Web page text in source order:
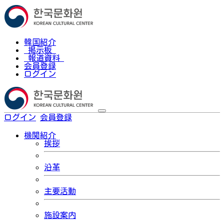
韓国紹介
掲示板
報道資料
会員登録
ログイン
ログイン 会員登録
機関紹介
挨拶
沿革
主要活動
施設案内